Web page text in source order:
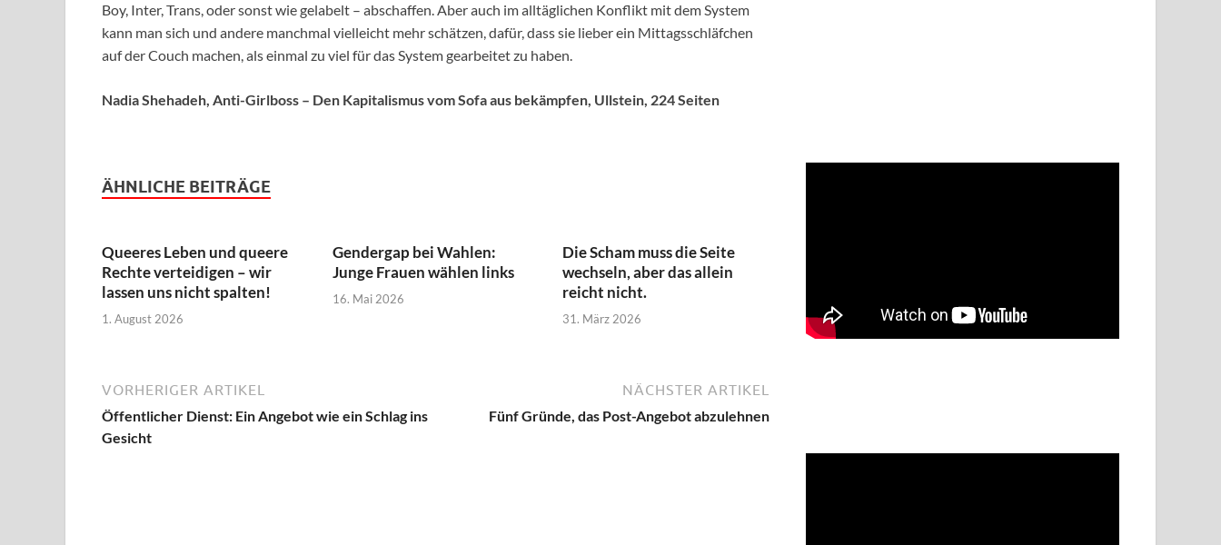
Boy, Inter, Trans, oder sonst wie gelabelt – abschaffen. Aber auch im alltäglichen Konflikt mit dem System
kann man sich und andere manchmal vielleicht mehr schätzen, dafür, dass sie lieber ein Mittagsschläfchen
auf der Couch machen, als einmal zu viel für das System gearbeitet zu haben.
Nadia Shehadeh, Anti-Girlboss – Den Kapitalismus vom Sofa aus bekämpfen, Ullstein, 224 Seiten
ÄHNLICHE BEITRÄGE
Queeres Leben und queere
Rechte verteidigen – wir
lassen uns nicht spalten!
1. August 2026
Gendergap bei Wahlen:
Junge Frauen wählen links
16. Mai 2026
Die Scham muss die Seite
wechseln, aber das allein
reicht nicht.
31. März 2026
VORHERIGER ARTIKEL
Öffentlicher Dienst: Ein Angebot wie ein Schlag ins
Gesicht
NÄCHSTER ARTIKEL
Fünf Gründe, das Post-Angebot abzulehnen